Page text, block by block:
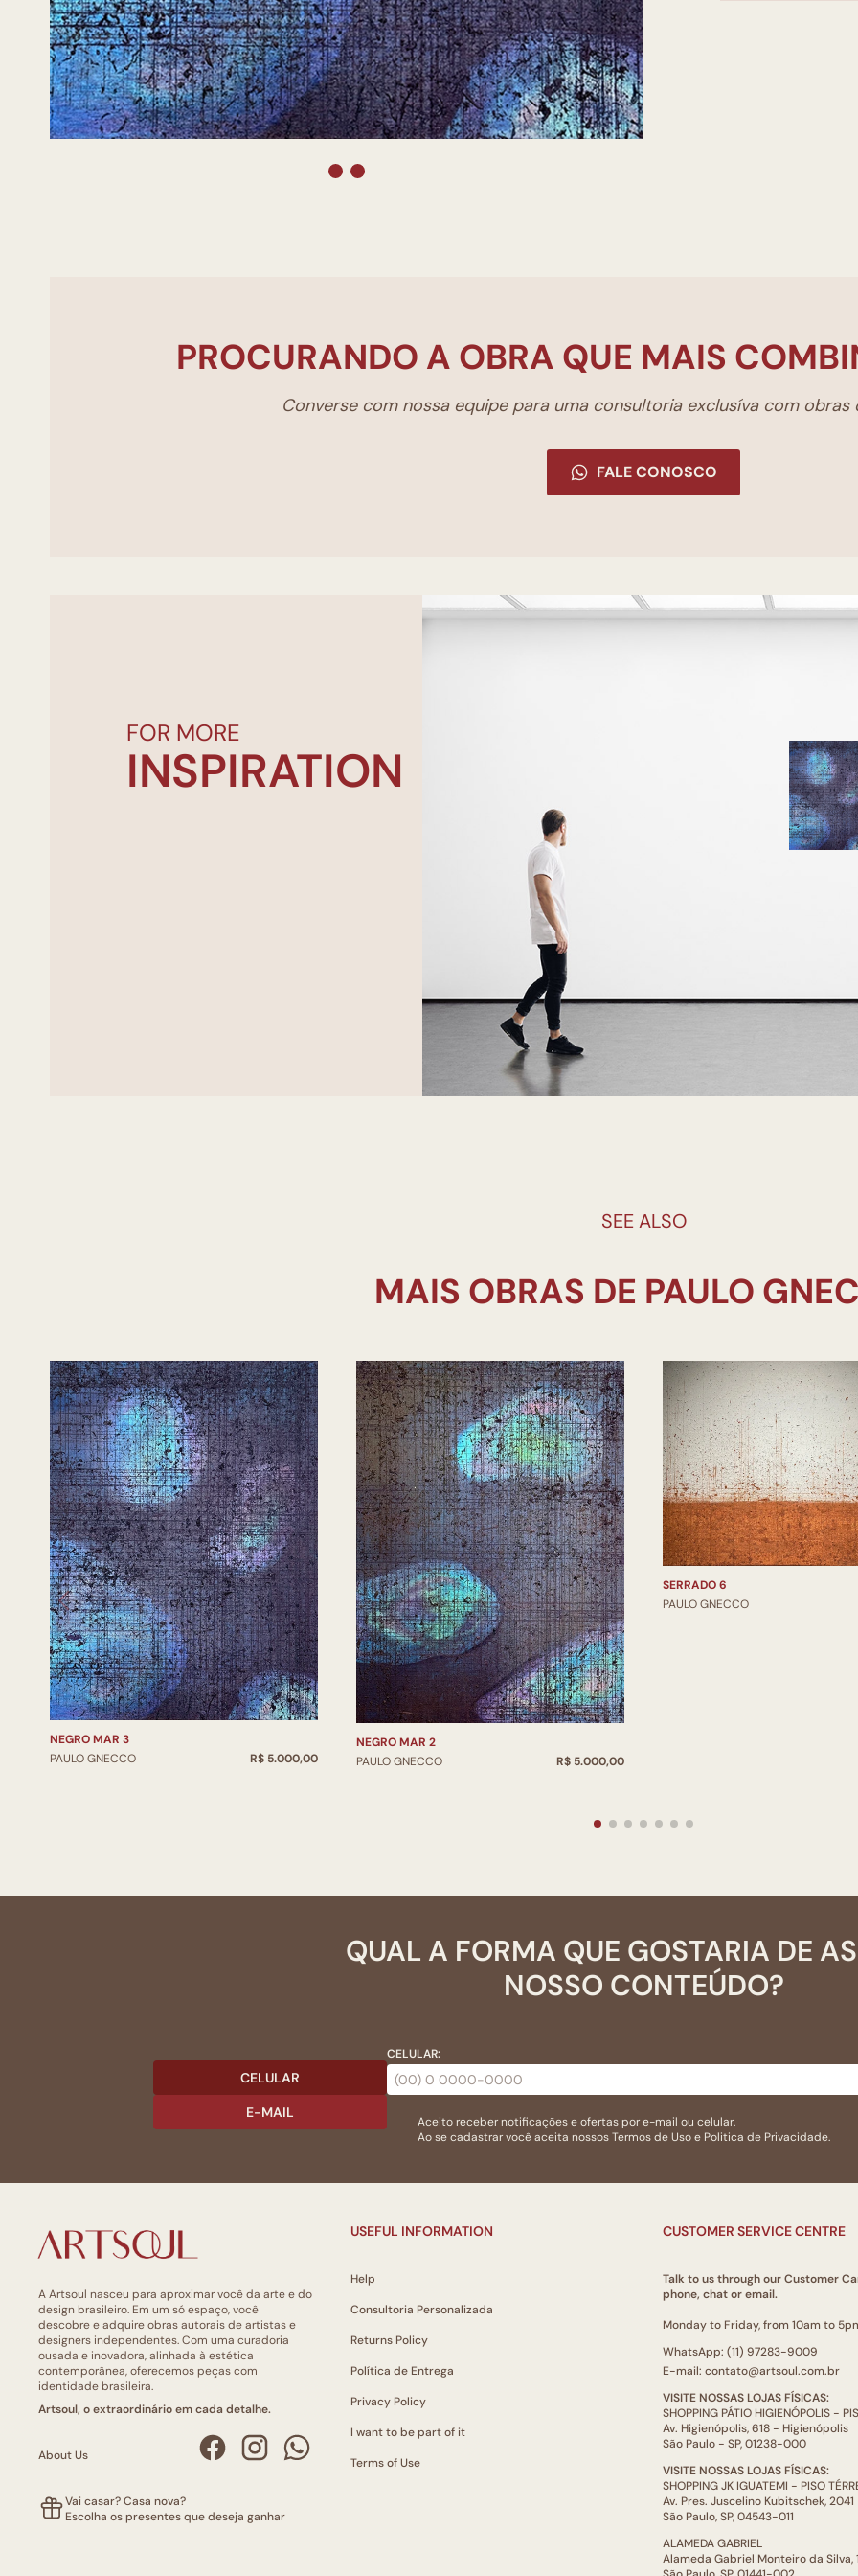
PROCURANDO A OBRA QUE MAIS
Converse com nossa equipe para uma consultoria exclusíva com obras
FALE CONOSCO
FOR MORE
INSPIRATION
SEE ALSO
NEGRO MAR 3
PAULO GNECCO
R$ 5.000,00
NEGRO MAR 2
PAULO GNECCO
R$ 5.000,00
SERRADO 6
PAULO GNECCO
QUAL A FORMA QUE GOSTARIA DE
NOSSO CONTEÚDO?
CELULAR
E-MAIL
CELULAR:
Aceito receber notificações e ofertas por e-mail ou celular.
Ao se cadastrar você aceita nossosTermos de Usoe Politica de Privacidade.
A Artsoul nasceu para aproximar você da arte e do
design brasileiro. Em um só espaço, você
descobre e adquire obras autorais de artistas e
designers independentes. Com uma curadoria
ousada e inovadora, alinhada à estética
contemporânea, oferecemos peças com
identidade brasileira.
Artsoul, o extraordinário em cada detalhe.
About Us
Vai casar? Casa nova?
Escolha os presentes que deseja ganhar
USEFUL INFORMATION
Help
Consultoria Personalizada
Returns Policy
Política de Entrega
Privacy Policy
I want to be part of it
Terms of Use
CUSTOMER SERVICE CENTRE
Talk to us through our Customer
phone, chat or email.
Monday to Friday, from 10am to
WhatsApp: (11) 97283-9009
E-mail: contato@artsoul.com.br
VISITE NOSSAS LOJAS FÍSICAS:
SHOPPING PÁTIO HIGIENÓPOLIS -
Av. Higienópolis, 618 - Higienópolis
São Paulo - SP, 01238-000
VISITE NOSSAS LOJAS FÍSICAS:
SHOPPING JK IGUATEMI - PISO
Av. Pres. Juscelino Kubitschek, 2041
São Paulo, SP, 04543-011
ALAMEDA GABRIEL
Alameda Gabriel Monteiro da Silva,